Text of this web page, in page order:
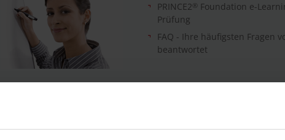
PRINCE2 ® Foundation e-
Prüfung
FAQ - Ihre häufigsten Fragen
beantwortet